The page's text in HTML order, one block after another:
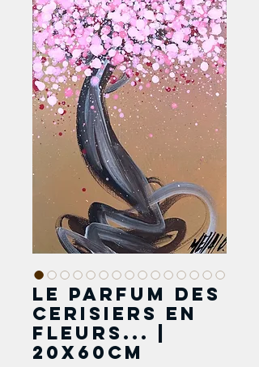
Le parfum des
cerisiers en
fleurs... |
20x60cm